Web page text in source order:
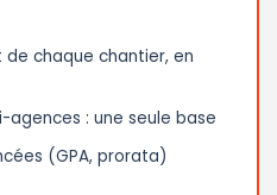
chaque chantier, en
: une seule base
(GPA, prorata)